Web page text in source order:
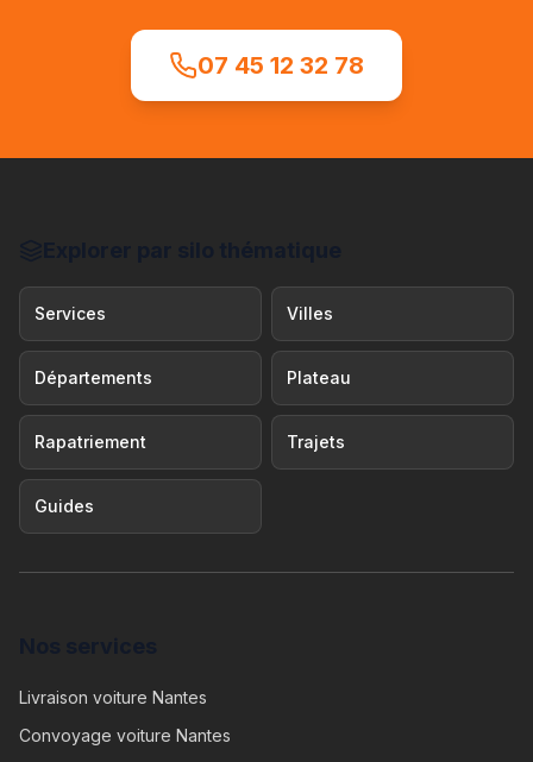
07 45 12 32 78
Services Villes
Départements Plateau
Rapatriement Trajets
Guides
Livraison voiture Nantes
Convoyage voiture Nantes